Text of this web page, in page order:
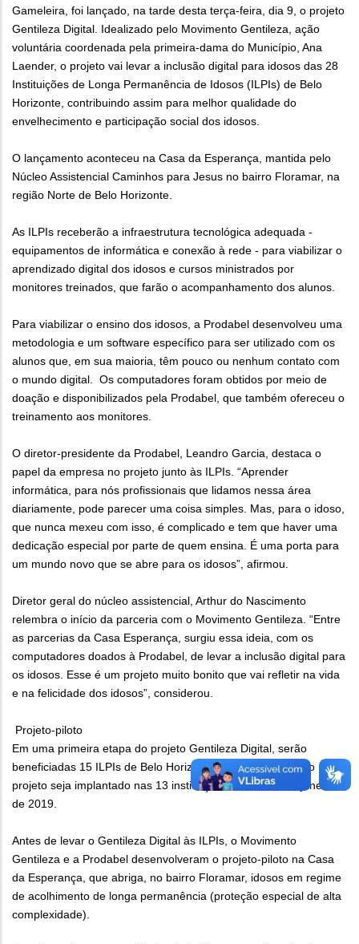
Gameleira, foi lançado, na tarde desta terça-feira, dia 9, o projeto
Gentileza Digital. Idealizado pelo Movimento Gentileza, ação
voluntária coordenada pela primeira-dama do Município, Ana
Laender, o projeto vai levar a inclusão digital para idosos das 28
Instituições de Longa Permanência de Idosos (ILPIs) de Belo
Horizonte, contribuindo assim para melhor qualidade do
envelhecimento e participação social dos idosos.
O lançamento aconteceu na Casa da Esperança, mantida pelo
Núcleo Assistencial Caminhos para Jesus no bairro Floramar, na
região Norte de Belo Horizonte.
As ILPIs receberão a infraestrutura tecnológica adequada -
equipamentos de informática e conexão à rede - para viabilizar o
aprendizado digital dos idosos e cursos ministrados por
monitores treinados, que farão o acompanhamento dos alunos.
Para viabilizar o ensino dos idosos, a Prodabel desenvolveu uma
metodologia e um software específico para ser utilizado com os
alunos que, em sua maioria, têm pouco ou nenhum contato com
o mundo digital. Os computadores foram obtidos por meio de
doação e disponibilizados pela Prodabel, que também ofereceu o
treinamento aos monitores.
O diretor-presidente da Prodabel, Leandro Garcia, destaca o
papel da empresa no projeto junto às ILPIs. “Aprender
informática, para nós profissionais que lidamos nessa área
diariamente, pode parecer uma coisa simples. Mas, para o idoso,
que nunca mexeu com isso, é complicado e tem que haver uma
dedicação especial por parte de quem ensina. É uma porta para
um mundo novo que se abre para os idosos”, afirmou.
Diretor geral do núcleo assistencial, Arthur do Nascimento
relembra o início da parceria com o Movimento Gentileza. “Entre
as parcerias da Casa Esperança, surgiu essa ideia, com os
computadores doados à Prodabel, de levar a inclusão digital para
os idosos. Esse é um projeto muito bonito que vai refletir na vida
e na felicidade dos idosos”, considerou.
Projeto-piloto
Em uma primeira etapa do projeto Gentileza Digital, serão
beneficiadas 15 ILPIs de Belo Horizonte. A previsão é que o
projeto seja implantado nas 13 instituições restantes até janeiro
de 2019.
Antes de levar o Gentileza Digital às ILPIs, o Movimento
Gentileza e a Prodabel desenvolveram o projeto-piloto na Casa
da Esperança, que abriga, no bairro Floramar, idosos em regime
de acolhimento de longa permanência (proteção especial de alta
complexidade).